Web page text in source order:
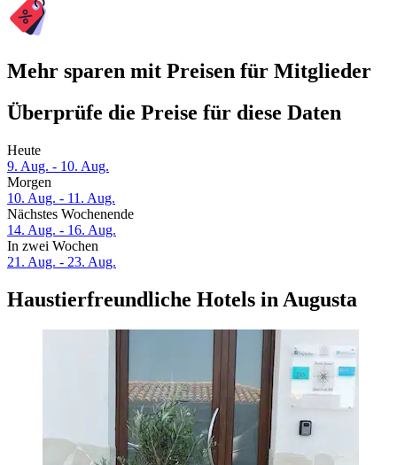
Mehr sparen mit Preisen für Mitglieder
Überprüfe die Preise für diese Daten
Heute
9. Aug. - 10. Aug.
Morgen
10. Aug. - 11. Aug.
Nächstes Wochenende
14. Aug. - 16. Aug.
In zwei Wochen
21. Aug. - 23. Aug.
Haustierfreundliche Hotels in Augusta